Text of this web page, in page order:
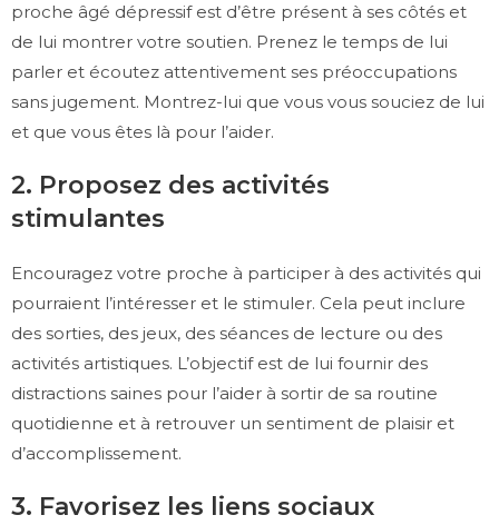
proche âgé dépressif est d’être présent à ses côtés et
de lui montrer votre soutien. Prenez le temps de lui
parler et écoutez attentivement ses préoccupations
sans jugement. Montrez-lui que vous vous souciez de lui
et que vous êtes là pour l’aider.
2. Proposez des activités
stimulantes
Encouragez votre proche à participer à des activités qui
pourraient l’intéresser et le stimuler. Cela peut inclure
des sorties, des jeux, des séances de lecture ou des
activités artistiques. L’objectif est de lui fournir des
distractions saines pour l’aider à sortir de sa routine
quotidienne et à retrouver un sentiment de plaisir et
d’accomplissement.
3. Favorisez les liens sociaux